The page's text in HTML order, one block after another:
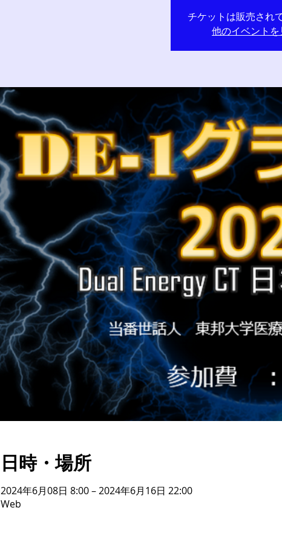
チケットは販売され
他のイベントを
日時・場所
2024年6月08日 8:00 – 2024年6月16日 22:00
Web